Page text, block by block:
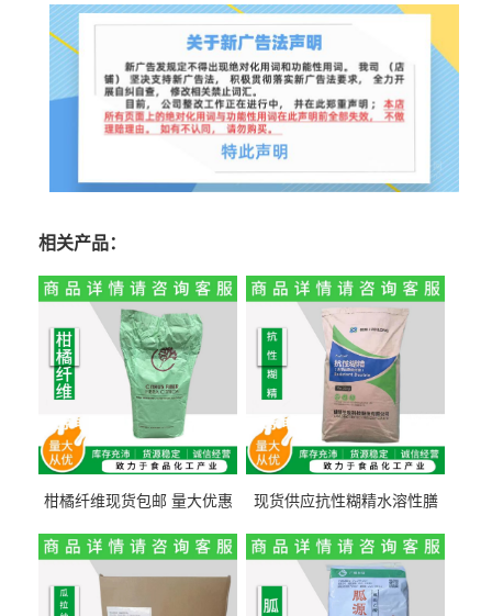
相关产品：
柑橘纤维现货包邮 量大优惠
现货供应抗性糊精水溶性膳
量1kg包邮